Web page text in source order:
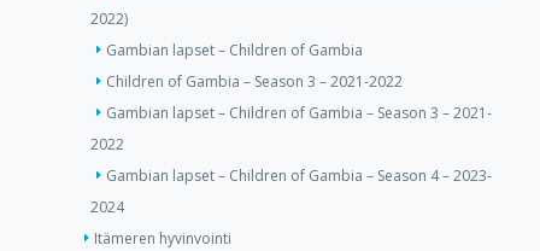
2022)
Gambian lapset – Children of Gambia
Children of Gambia – Season 3 – 2021-2022
Gambian lapset – Children of Gambia – Season 3 – 2021-
2022
Gambian lapset – Children of Gambia – Season 4 – 2023-
2024
Itämeren hyvinvointi